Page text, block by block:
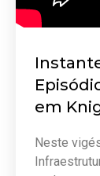
em
Neste